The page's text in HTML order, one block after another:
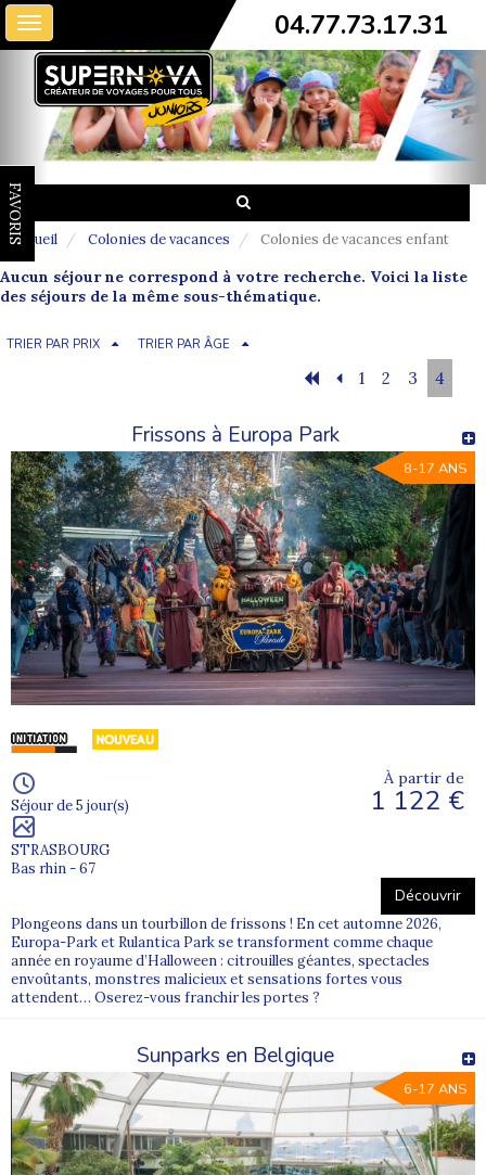
Toggle
navigation
04.77.73.17.31
FAVORIS
Accueil Colonies de vacances Colonies de vacances enfant
Aucun séjour ne correspond à votre recherche. Voici la liste
des séjours de la même sous-thématique.
TRIER PAR PRIX TRIER PAR ÂGE
1 2 3 4
Frissons à Europa Park
8-17 ANS
Séjour de 5 jour(s)
STRASBOURG
Bas rhin - 67
À partir de
1 122 €
Découvrir
Plongeons dans un tourbillon de frissons ! En cet automne 2026,
Europa-Park et Rulantica Park se transforment comme chaque
année en royaume d’Halloween : citrouilles géantes, spectacles
envoûtants, monstres malicieux et sensations fortes vous
attendent… Oserez-vous franchir les portes ?
Sunparks en Belgique
6-17 ANS